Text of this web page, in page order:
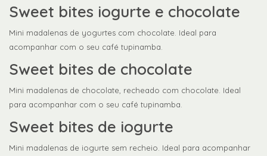
Sweet bites iogurte e chocolate
Mini madalenas de yogurtes com chocolate. Ideal para
acompanhar com o seu café tupinamba.
Sweet bites de chocolate
Mini madalenas de chocolate, recheado com chocolate. Ideal
para acompanhar com o seu café tupinamba.
Sweet bites de iogurte
Mini madalenas de iogurte sem recheio. Ideal para acompanhar